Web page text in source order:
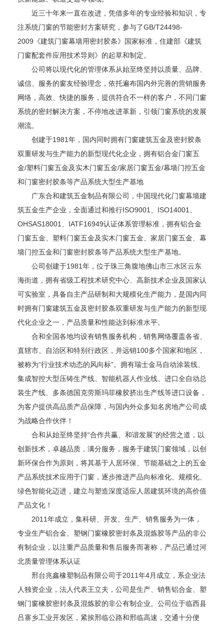
近三十年来一直在改进，凭借多年的专业经验和知识，专
注系统门窗的节能密封方案研究，参与了GB/T24498-
2009《建筑门窗幕墙用密封胶条》国家标准，住建部《建筑
门窗配套件应用技术导则》的起草和制定。
公司将以现代化的管理体系从始至终坚持以质量、品牌、
诚信、服务的窗友经验理念，依托遍布国内外完善的营销服务
网络，高效、快捷的服务，提供符合不一样的客户，不同门窗
系统的密封解决方案，不停地改进革新，引领门窗系统的发展
潮流。
创建于1981年，国内同时拥有门窗建筑五金及密封胶条
双重研发与生产能力的新型现代化企业，拥有铝合金门窗五
金/塑料门窗五金及实木门窗五金/家居门窗五金/幕墙门控五金
和门窗密封胶条等产品系统大型生产基地
广东合和建筑五金制品有限公司，中国现代化门窗幕墙建
筑五金生产企业，全面通过和推行ISO9001、ISO14001、
OHSAS18001、IATF16949认证体系管理标准，拥有铝合金
门窗五金、塑料门窗五金及实木门窗五金、家居门窗五金、幕
墙门控五金和门窗密封胶条等产品系统大型生产基地。
公司创建于1981年，位于珠三角腹地佛山市三水区云东
海街道，拥有省级工程技术研究中心、高新技术企业及国家认
可实验室，具备自主产品研制和大规模化生产能力，是国内同
时拥有门窗建筑五金及密封胶条双重研发与生产能力的新型现
代化企业之一，产品质量和性能达到标准水平。
合和全国各地均设有销售服务机构，销售网络覆盖各省、
直辖市、自治区和特别行政区，并远销100多个国家和地区，
被称为“行业技术动态的风向标”。拥有瑞士金马自动涂装线、
集成智控大型压铸生产线、智能机器人作业线、进口全自动总
装生产线、多条德国克劳斯玛菲橡胶挤出生产线等进口设备，
为客户提供高品质产品保障，与国内外众多知名房地产公司成
为战略合作伙伴！
合和从始至终坚持“合作共赢、和谐发展”的经营之道，以
创新技术，卓越品质，满分服务，服务于建筑门窗领域，以创
新环保合作为原则，将其基于人居环保、节能基础之上的五金
产品系统技术应用于门窗，逐步推进产品向标准化、规模化、
绿色智能化迈进，建立与塑造深度适应人居建筑环境的高价值
产品文化！
2011年成立，集科研、开发、生产、销售服务为一体，
专业生产铝合金、塑钢门窗橡胶密封条及混炼胶等产品的非公
有制企业，以注重产品质量和售后服务而著称，产品已通过河
北质量管理体系认证
邢台兆鑫橡塑制品有限公司于2011年4月成立，系企业法
人独资企业，法人代表王立夫，公司是生产、销售铝合金、塑
钢门窗橡胶密封条及混炼胶的非公有制企业。公司位于临西县
吕寨乡工业开发区，紧挨邢临公路和邢临高速，交通十分便